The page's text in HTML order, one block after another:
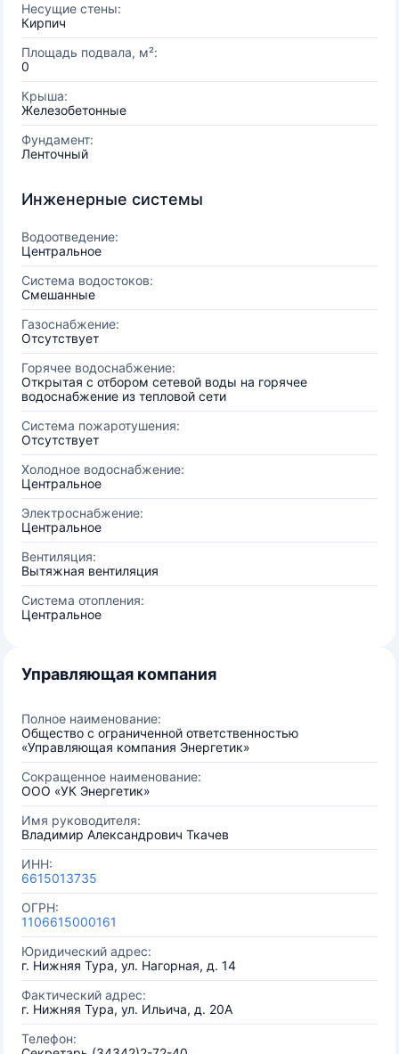
Несущие стены:
Кирпич
Площадь подвала, м²:
0
Крыша:
Железобетонные
Фундамент:
Ленточный
Инженерные системы
Водоотведение:
Центральное
Система водостоков:
Смешанные
Газоснабжение:
Отсутствует
Горячее водоснабжение:
Открытая с отбором сетевой воды на горячее
водоснабжение из тепловой сети
Система пожаротушения:
Отсутствует
Холодное водоснабжение:
Центральное
Электроснабжение:
Центральное
Вентиляция:
Вытяжная вентиляция
Система отопления:
Центральное
Управляющая компания
Полное наименование:
Общество с ограниченной ответственностью
«Управляющая компания Энергетик»
Сокращенное наименование:
ООО «УК Энергетик»
Имя руководителя:
Владимир Александрович Ткачев
ИНН:
6615013735
ОГРН:
1106615000161
Юридический адрес:
г. Нижняя Тура, ул. Нагорная, д. 14
Фактический адрес:
г. Нижняя Тура, ул. Ильича, д. 20А
Телефон: